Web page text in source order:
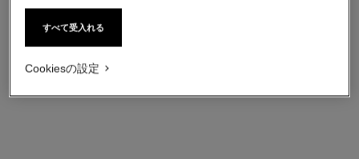
すべて受入れる
Cookiesの設定